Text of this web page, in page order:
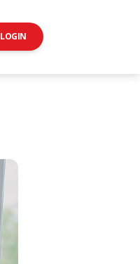
LOGIN